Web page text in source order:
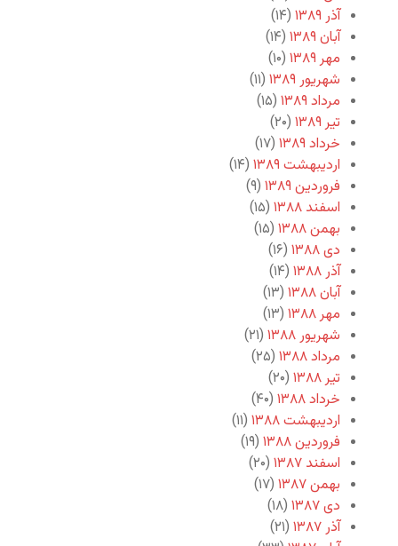
آذر ۱۳۸۹
(۱۴)
آبان ۱۳۸۹
(۱۴)
مهر ۱۳۸۹
(۱۰)
شهریور ۱۳۸۹
(۱۱)
مرداد ۱۳۸۹
(۱۵)
تیر ۱۳۸۹
(۲۰)
خرداد ۱۳۸۹
(۱۷)
اردیبهشت ۱۳۸۹
(۱۴)
فروردین ۱۳۸۹
(۹)
اسفند ۱۳۸۸
(۱۵)
بهمن ۱۳۸۸
(۱۵)
دی ۱۳۸۸
(۱۶)
آذر ۱۳۸۸
(۱۴)
آبان ۱۳۸۸
(۱۳)
مهر ۱۳۸۸
(۱۳)
شهریور ۱۳۸۸
(۲۱)
مرداد ۱۳۸۸
(۲۵)
تیر ۱۳۸۸
(۲۰)
خرداد ۱۳۸۸
(۴۰)
اردیبهشت ۱۳۸۸
(۱۱)
فروردین ۱۳۸۸
(۱۹)
اسفند ۱۳۸۷
(۲۰)
بهمن ۱۳۸۷
(۱۷)
دی ۱۳۸۷
(۱۸)
آذر ۱۳۸۷
(۲۱)